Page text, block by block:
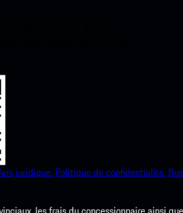
juridique. Politique de confidentialité.